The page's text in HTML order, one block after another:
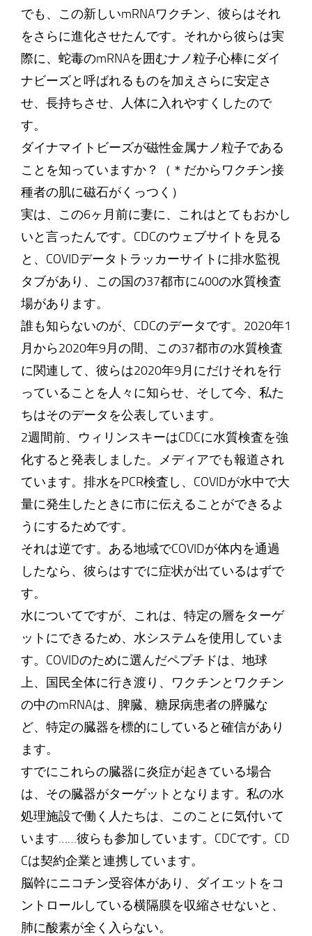
でも、この新しいmRNAワクチン、彼らはそれ
をさらに進化させたんです。それから彼らは実
際に、蛇毒のmRNAを囲むナノ粒子心棒にダイ
ナビーズと呼ばれるものを加えさらに安定さ
せ、長持ちさせ、人体に入れやすくしたので
す。
ダイナマイトビーズが磁性金属ナノ粒子である
ことを知っていますか？（＊だからワクチン接
種者の肌に磁石がくっつく）
実は、この6ヶ月前に妻に、これはとてもおかし
いと言ったんです。CDCのウェブサイトを見る
と、COVIDデータトラッカーサイトに排水監視
タブがあり、この国の37都市に400の水質検査
場があります。
誰も知らないのが、CDCのデータです。2020年1
月から2020年9月の間、この37都市の水質検査
に関連して、彼らは2020年9月にだけそれを行
っていることを人々に知らせ、そして今、私た
ちはそのデータを公表しています。
2週間前、ウィリンスキーはCDCに水質検査を強
化すると発表しました。メディアでも報道され
ています。排水をPCR検査し、COVIDが水中で大
量に発生したときに市に伝えることができるよ
うにするためです。
それは逆です。ある地域でCOVIDが体内を通過
したなら、彼らはすでに症状が出ているはずで
す。
水についてですが、これは、特定の層をターゲ
ットにできるため、水システムを使用していま
す。COVIDのために選んだペプチドは、地球
上、国民全体に行き渡り、ワクチンとワクチン
の中のmRNAは、脾臓、糖尿病患者の膵臓な
ど、特定の臓器を標的にしていると確信があり
ます。
すでにこれらの臓器に炎症が起きている場合
は、その臓器がターゲットとなります。私の水
処理施設で働く人たちは、このことに気付いて
います……彼らも参加しています。CDCです。CD
Cは契約企業と連携しています。
脳幹にニコチン受容体があり、ダイエットをコ
ントロールしている横隔膜を収縮させないと、
肺に酸素が全く入らない。